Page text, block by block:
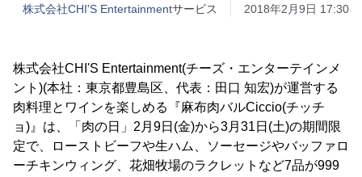
株式会社CHI'S Entertainmentサービス 2018年2月9日 17:30
株式会社CHI'S Entertainment(チーズ・エンターテインメ
ント)(本社：東京都豊島区、代表：田口 知宏)が運営する
肉料理とワインを楽しめる『麻布肉バルCiccio(チッチ
ョ)』は、「肉の日」2月9日(金)から3月31日(土)の期間限
定で、ローストビーフや生ハム、ソーセージやバッファロ
ーチキンウィング、花畑牧場のラクレットなど7品が999